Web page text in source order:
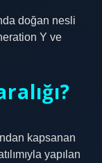
doğan nesli
Y ve
kapsanan
yapılan